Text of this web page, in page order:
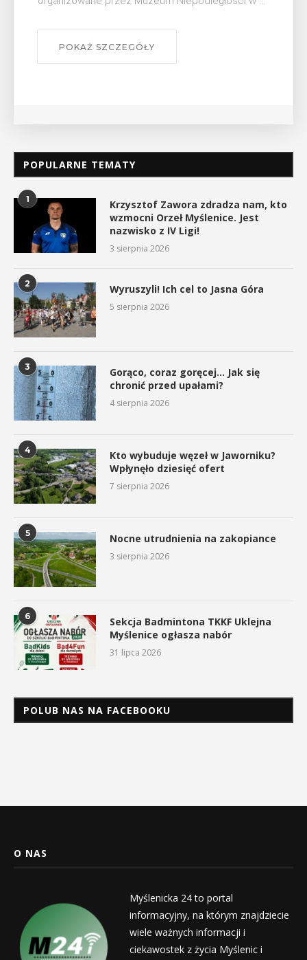
wykład Mateusza Murzyna, przewodnika i prezesa
POPULARNE TEMATY
1
Krzysztof Zawora zdradza nam, kto
wzmocni Orzeł Myślenice. Jest
nazwisko z IV Ligi!
3 sierpnia 2026
2 Wyruszyli! Ich cel to Jasna Góra
5 sierpnia 2026
3
Gorąco, coraz goręcej… Jak się
chronić przed upałami?
4 sierpnia 2026
4
Kto wybuduje węzeł w Jaworniku?
Wpłynęło dziesięć ofert
7 sierpnia 2026
5 Nocne utrudnienia na zakopiance
3 sierpnia 2026
6
Sekcja Badmintona TKKF Uklejna
Myślenice ogłasza nabór
31 lipca 2026
POLUB NAS NA FACEBOOKU
O NAS
Myślenicka 24 to portal
informacyjny, na którym znajdziecie
wiele ważnych informacji i
ciekawostek z życia Myślenic i